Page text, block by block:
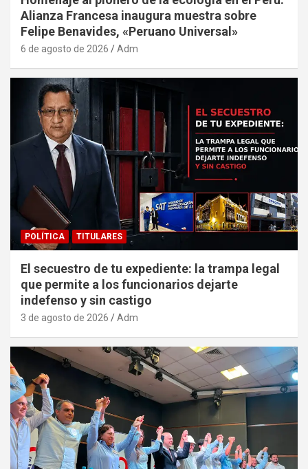
Alianza Francesa inaugura muestra sobre
Felipe Benavides, «Peruano Universal»
6 de agosto de 2026 Adm
POLÍTICA TITULARES
El secuestro de tu expediente: la trampa legal
que permite a los funcionarios dejarte
indefenso y sin castigo
3 de agosto de 2026 Adm